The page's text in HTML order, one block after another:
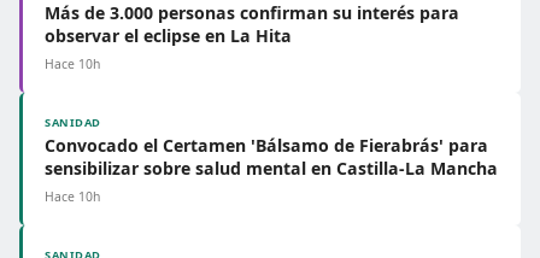
Más de 3.000 personas confirman su interés para
observar el eclipse en La Hita
Hace 10h
SANIDAD
Convocado el Certamen 'Bálsamo de Fierabrás' para
sensibilizar sobre salud mental en Castilla-La Mancha
Hace 10h